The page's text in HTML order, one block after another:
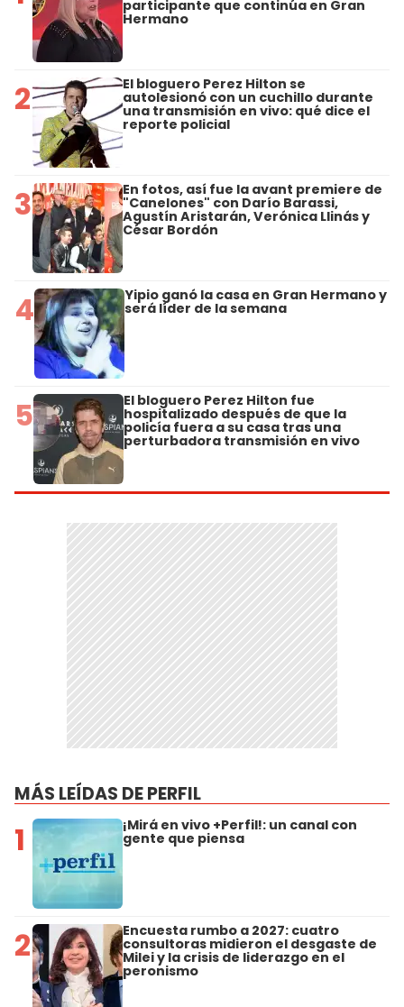
participante que continúa en Gran
Hermano
2 El bloguero Perez Hilton se
autolesionó con un cuchillo durante
una transmisión en vivo: qué dice el
reporte policial
3 En fotos, así fue la avant premiere de
"Canelones" con Darío Barassi,
Agustín Aristarán, Verónica Llinás y
César Bordón
4 Yipio ganó la casa en Gran Hermano y
será líder de la semana
5 El bloguero Perez Hilton fue
hospitalizado después de que la
policía fuera a su casa tras una
perturbadora transmisión en vivo
MÁS LEÍDAS DE PERFIL
1 ¡Mirá en vivo +Perfil!: un canal con
gente que piensa
2 Encuesta rumbo a 2027: cuatro
consultoras midieron el desgaste de
Milei y la crisis de liderazgo en el
peronismo